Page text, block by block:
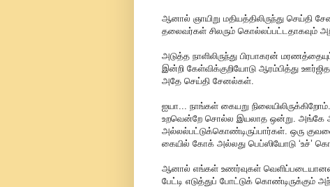
ஆனால் ஞாயிறு மதியத்திலிருந்து செய்தி
தலைவர்கள் சிலரும் கொல்லப்பட்டதாகவும்
அடுத்த நாளிலிருந்து பிரபாகரன்
இன்றி கேள்விக்குறியோடு ஆரம்பித்து
அதே செய்தி சேனல்கள்.
ஐயா... நாங்கள் கையறு
உறவென்றே சொல்ல இயலாத ஒன்று. அங்கே
அல்லல்பட்டுக்கொண்டிருப்பார்கள். ஒரு
கையில் கோக் அல்லது பெப்ஸியோடு ‘உச்’
ஆனால் எங்கள் உணர்வுகள்
பேட்டி எடுத்துப் போட்டுக் கொண்டிருக்கும்